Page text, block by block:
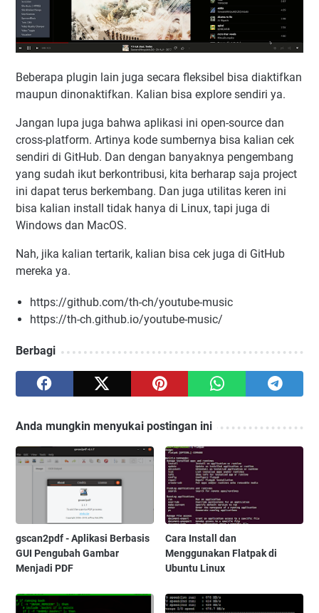
Beberapa plugin lain juga secara fleksibel bisa diaktifkan
maupun dinonaktifkan. Kalian bisa explore sendiri ya.
Jangan lupa juga bahwa aplikasi ini open-source dan
cross-platform. Artinya kode sumbernya bisa kalian cek
sendiri di GitHub. Dan dengan banyaknya pengembang
yang sudah ikut berkontribusi, kita berharap saja project
ini dapat terus berkembang. Dan juga utilitas keren ini
bisa kalian install tidak hanya di Linux, tapi juga di
Windows dan MacOS.
Nah, jika kalian tertarik, kalian bisa cek juga di GitHub
mereka ya.
https://github.com/th-ch/youtube-music
https://th-ch.github.io/youtube-music/
Berbagi
Anda mungkin menyukai postingan ini
gscan2pdf - Aplikasi Berbasis
GUI Pengubah Gambar
Menjadi PDF
Cara Install dan
Menggunakan Flatpak di
Ubuntu Linux